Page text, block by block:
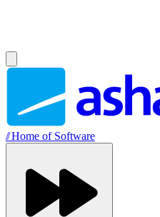
//Home of Software